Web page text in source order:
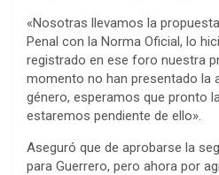
«Nosotras llevamos la
Penal con la Norma Oficial, lo
registrado en ese foro nuestra
momento no han presentado la
género, esperamos que pronto
estaremos pendiente de ello».
Aseguró que de aprobarse la
para Guerrero, pero ahora por